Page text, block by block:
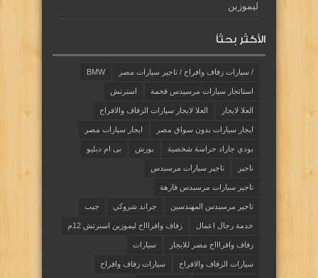
ليموزين
الأكثر بحثاً
/ سيارات زفاف وافراح / تاجير سيارات مصر BMW
استائجار سيارات مرسيدس فخمة استرتش
العلا لايجار العلا لايجار سيارات الزفاف والافراح
ايجار سيارات بدون سواق مصر ايجار سيارات مصر
بودي جاراد حراسة شخصية بورش بى ام دبليو
تاجير تاجير سيارات مرسيدس
تاجير سيارات مرسيدس فارهة
تاجير مرسيدس المهندسين جراند شروكي جيب
خدمة رجال اعمال زفاف وافراااح ليموزين اسنرتش 12م
زفاف وافراااح مصر للايجار سيارات
سيارات الزفاف والافراح سيارات زفاف وافراح